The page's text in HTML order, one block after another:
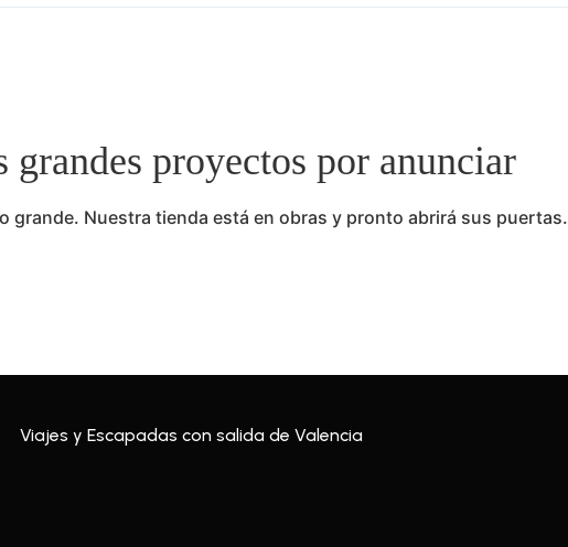
grandes proyectos por anunciar
grande. Nuestra tienda está en obras y pronto abrirá sus puertas.
Viajes y Escapadas con salida de Valencia